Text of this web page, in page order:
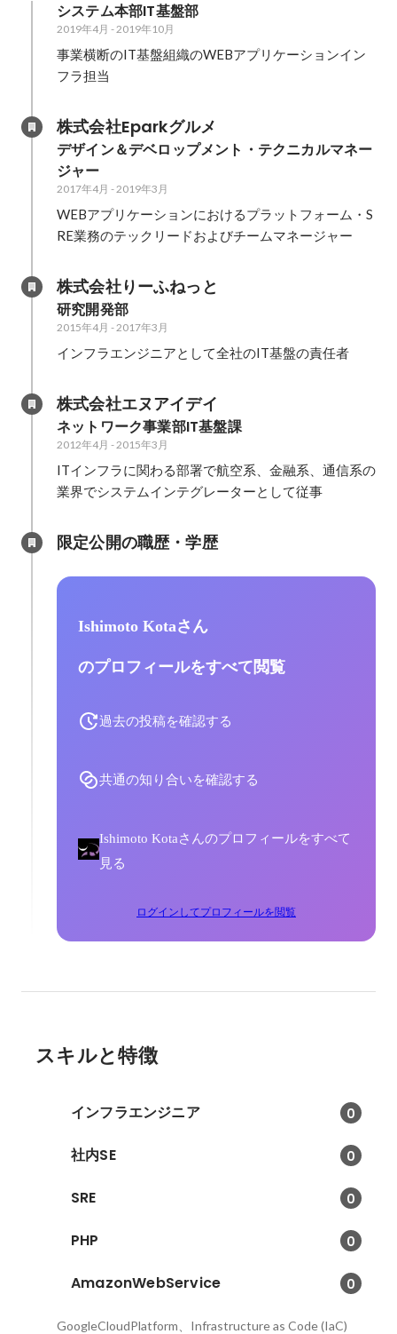
システム本部IT基盤部
2019年4月 -2019年10月
事業横断のIT基盤組織のWEBアプリケーションイン
フラ担当
株式会社Eparkグルメ
デザイン＆デベロップメント・テクニカルマネー
ジャー
2017年4月 -2019年3月
WEBアプリケーションにおけるプラットフォーム・S
RE業務のテックリードおよびチームマネージャー
株式会社りーふねっと
研究開発部
2015年4月 -2017年3月
インフラエンジニアとして全社のIT基盤の責任者
株式会社エヌアイデイ
ネットワーク事業部IT基盤課
2012年4月 -2015年3月
ITインフラに関わる部署で航空系、金融系、通信系の
業界でシステムインテグレーターとして従事
限定公開の職歴・学歴
Ishimoto Kotaさん
のプロフィールをすべて閲覧
過去の投稿を確認する
共通の知り合いを確認する
Ishimoto Kotaさんのプロフィールをすべて
見る
ログインしてプロフィールを閲覧
スキルと特徴
インフラエンジニア 0
社内SE 0
SRE 0
PHP 0
AmazonWebService 0
GoogleCloudPlatform、Infrastructure as Code (IaC)